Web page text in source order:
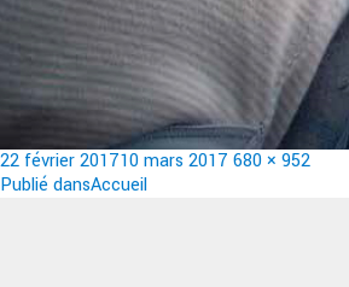
Publié
le
22 février 201710 mars 2017 Taille
680 × 952
Navigation
Publié dansAccueil